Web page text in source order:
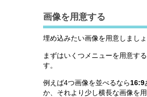
画像を用意する
埋め込みたい画像を用意しましょ
まずはいくつメニューを用意す
す。
例えば4つ画像を並べるなら16:9
か、それより少し横長な画像を